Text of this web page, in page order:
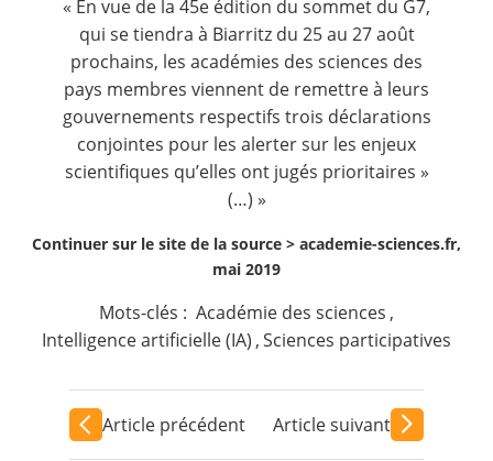
« En vue de la 45e édition du sommet du G7,
qui se tiendra à Biarritz du 25 au 27 août
prochains, les académies des sciences des
pays membres viennent de remettre à leurs
gouvernements respectifs trois déclarations
conjointes pour les alerter sur les enjeux
scientifiques qu’elles ont jugés prioritaires »
(…) »
Continuer sur le site de la source > academie-sciences.fr,
mai 2019
Mots-clés : Académie des sciences ,
Intelligence artificielle (IA) ,Sciences participatives
Article précédent Article suivant